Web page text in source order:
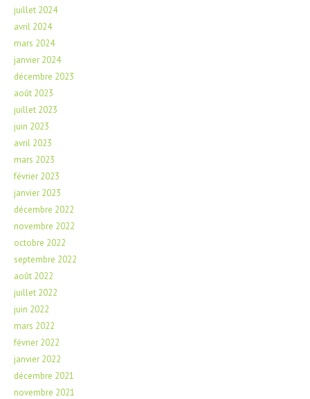
juillet 2024
avril 2024
mars 2024
janvier 2024
décembre 2023
août 2023
juillet 2023
juin 2023
avril 2023
mars 2023
février 2023
janvier 2023
décembre 2022
novembre 2022
octobre 2022
septembre 2022
août 2022
juillet 2022
juin 2022
mars 2022
février 2022
janvier 2022
décembre 2021
novembre 2021